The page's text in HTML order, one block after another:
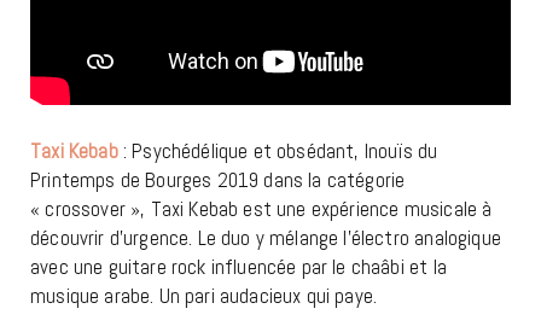
Taxi Kebab: Psychédélique et obsédant, Inouïs du
Printemps de Bourges 2019 dans la catégorie
« crossover », Taxi Kebab est une expérience musicale à
découvrir d’urgence. Le duo y mélange l’électro analogique
avec une guitare rock influencée par le chaâbi et la
musique arabe. Un pari audacieux qui paye.